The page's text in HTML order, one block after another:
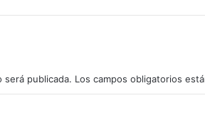
publicada. Los campos obligatorios